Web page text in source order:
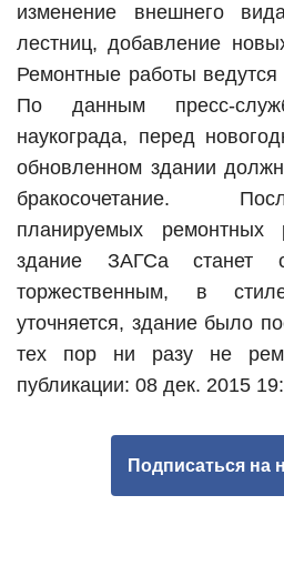
изменение внешнего
лестниц, добавление
Ремонтные работы
По данным пресс-
наукограда, перед
обновленном здании
бракосочетание.
планируемых ремонтных
здание ЗАГСа станет
торжественным, в
уточняется, здание было
тех пор ни разу не
публикации: 08 дек. 2015
Подписаться на